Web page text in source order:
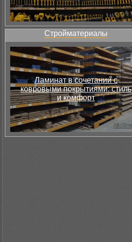
Стройматериалы
Ламинат в сочетании с
ковровыми покрытиями: стиль
и комфорт